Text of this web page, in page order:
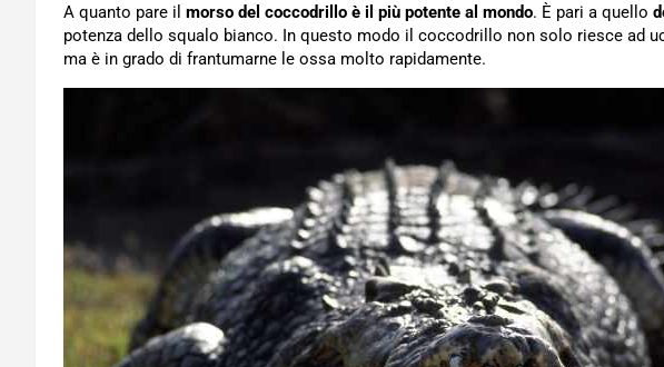
A quanto pare il morso del coccodrillo è il più potente al mondo. È pari a quello
potenza dello squalo bianco. In questo modo il coccodrillo non solo riesce ad
ma è in grado di frantumarne le ossa molto rapidamente.